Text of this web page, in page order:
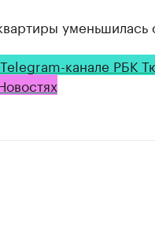
уменьшилась
канале РБК